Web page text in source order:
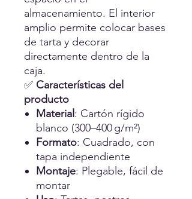
almacenamiento. El interior
amplio permite colocar bases
de tarta y decorar
directamente dentro de la
caja.
✅ Características del
producto
Material : Cartón rígido
blanco (300–400 g/m²)
Formato: Cuadrado, con
tapa independiente
Montaje: Plegable, fácil de
montar